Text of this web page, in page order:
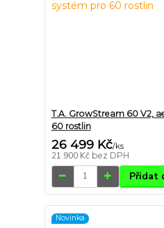
T.A. GrowStream 60 V2,
60 rostlin
26 499 Kč/ks
21 900 Kč bez DPH
Přidat
Novinka